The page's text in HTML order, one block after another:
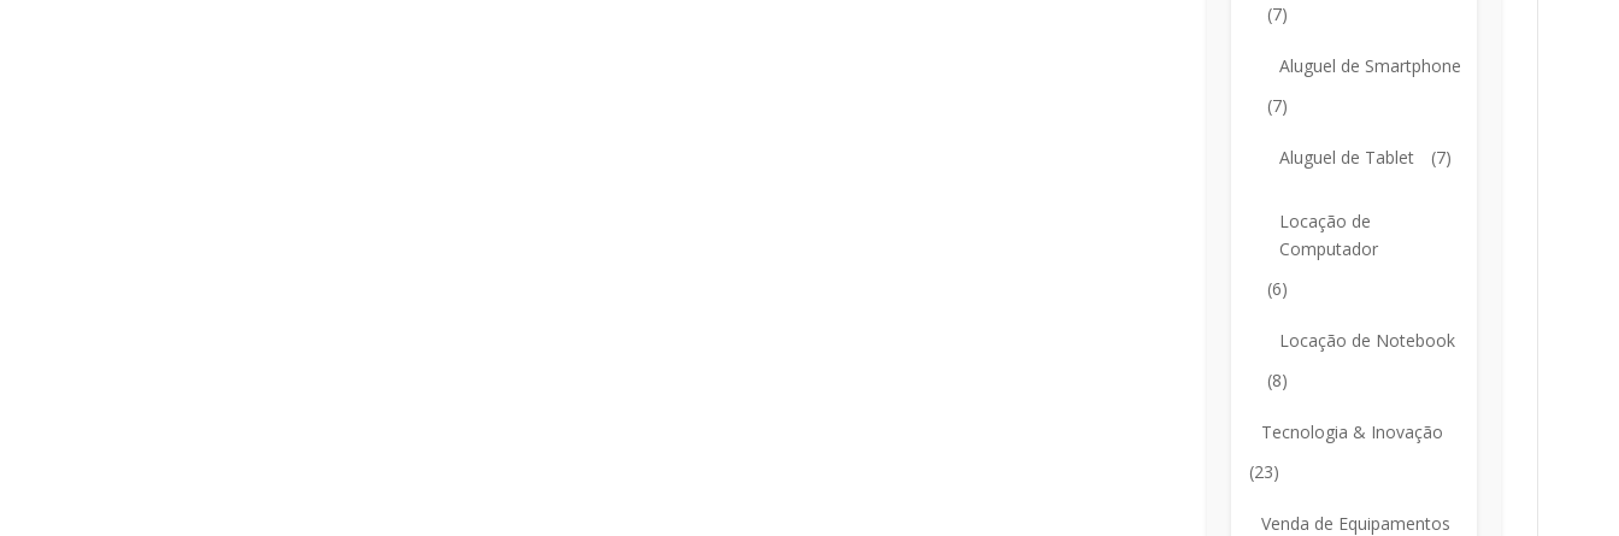
(7)
Aluguel de Smartphone
(7)
Aluguel de Tablet (7)
Locação de
Computador
(6)
Locação de Notebook
(8)
Tecnologia & Inovação
(23)
Venda de Equipamentos